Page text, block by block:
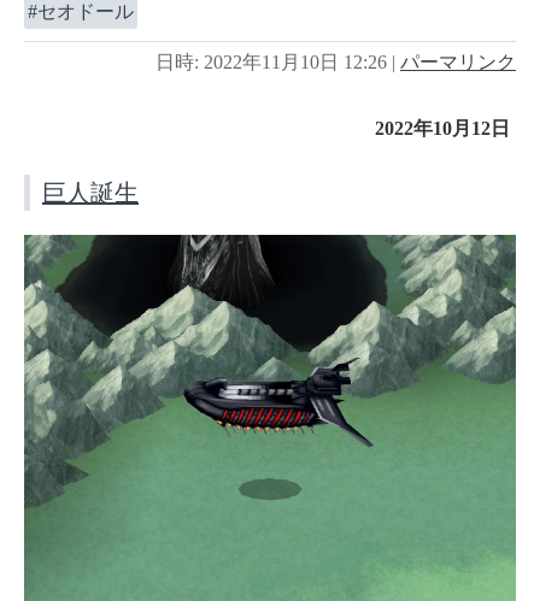
セオドール
日時: 2022年11月10日 12:26 | パーマリンク
2022年10月12日
巨人誕生